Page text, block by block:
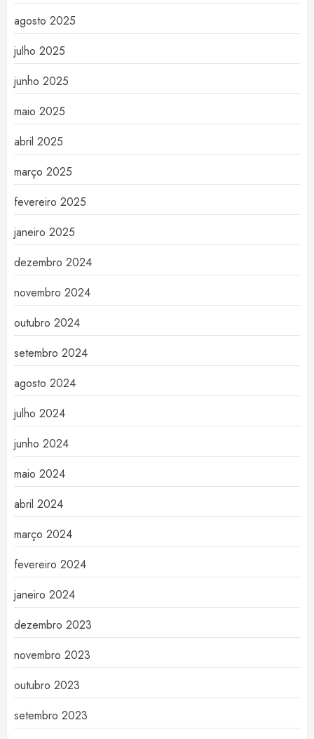
agosto 2025
julho 2025
junho 2025
maio 2025
abril 2025
março 2025
fevereiro 2025
janeiro 2025
dezembro 2024
novembro 2024
outubro 2024
setembro 2024
agosto 2024
julho 2024
junho 2024
maio 2024
abril 2024
março 2024
fevereiro 2024
janeiro 2024
dezembro 2023
novembro 2023
outubro 2023
setembro 2023